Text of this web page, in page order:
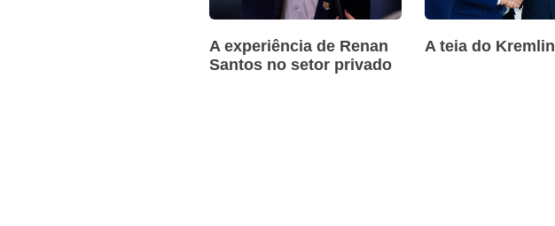
A experiência de Renan
Santos no setor privado
A teia do Kremlin